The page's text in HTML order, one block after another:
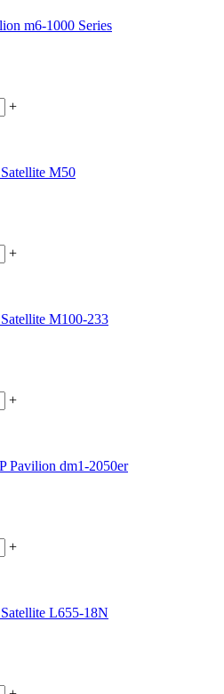
m6-1000 Series
+
M50
+
M100-233
+
Pavilion dm1-2050er
+
L655-18N